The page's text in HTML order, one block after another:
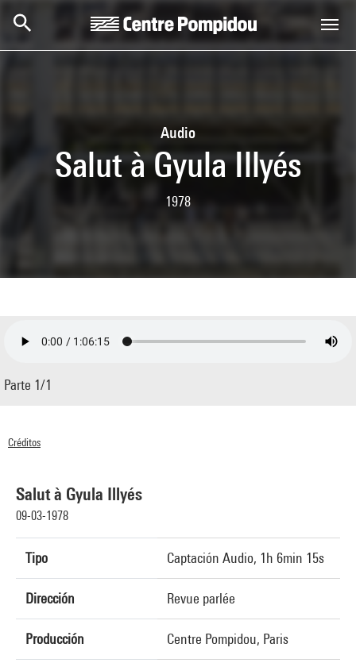
Audio
Salut à Gyula Illyés
1978
Salut à Gyula Illyés
09-03-1978
Tipo Captación Audio, 1h 6min 15s
Dirección Revue parlée
Producción Centre Pompidou, Paris
Parte 1/1
Créditos